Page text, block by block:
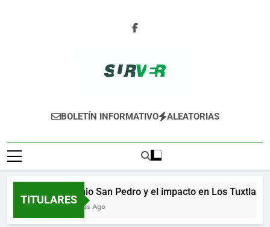
SURVER
BOLETÍN INFORMATIVO ALEATORIAS
TITULARES
Ingenio San Pedro y el impacto en Los Tuxtlas
12 Horas Ago